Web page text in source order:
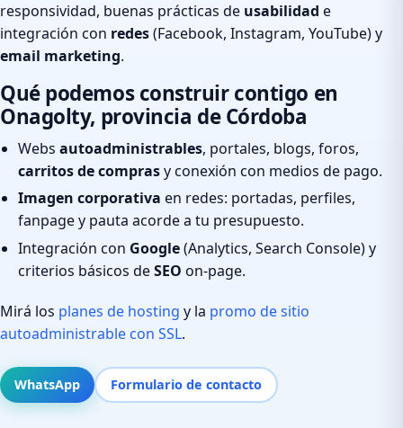
responsividad, buenas prácticas de usabilidad e
integración con redes(Facebook, Instagram, YouTube) y
email marketing.
Qué podemos construir contigo en
Onagolty, provincia de Córdoba
Webs autoadministrables, portales, blogs, foros,
carritos de comprasy conexión con medios de pago.
Imagen corporativa en redes: portadas, perfiles,
fanpage y pauta acorde a tu presupuesto.
Integración con Google(Analytics, Search Console) y
criterios básicos deSEO on-page.
Mirá los planes de hosting y la promo de sitio
autoadministrable con SSL.
WhatsApp Formulario de contacto